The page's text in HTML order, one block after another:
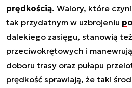
prędkością. Walory, które
tak przydatnym w uzbrojeniu
dalekiego zasięgu, stanowią
przeciwokrętowych i
doboru trasy oraz pułapu
prędkość sprawiają, że taki